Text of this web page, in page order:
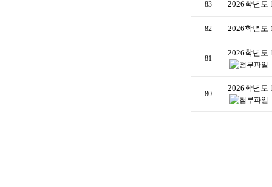
83 2026학년도
82 2026학년도
81
2026학년도
80
2026학년도